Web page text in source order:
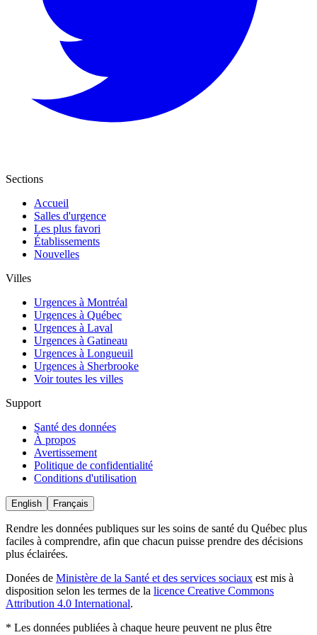
Sections
Accueil
Salles d'urgence
Les plus favori
Établissements
Nouvelles
Villes
Urgences à Montréal
Urgences à Québec
Urgences à Laval
Urgences à Gatineau
Urgences à Longueuil
Urgences à Sherbrooke
Voir toutes les villes
Support
Santé des données
À propos
Avertissement
Politique de confidentialité
Conditions d'utilisation
English Français
Rendre les données publiques sur les soins de santé du Québec plus
faciles à comprendre, afin que chacun puisse prendre des décisions
plus éclairées.
Donées de Ministère de la Santé et des services sociaux est mis à
disposition selon les termes de la licence Creative Commons
Attribution 4.0 International.
* Les données publiées à chaque heure peuvent ne plus être